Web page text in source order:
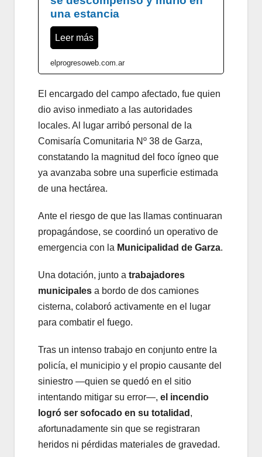
una estancia
Leer más
elprogresoweb.com.ar
El encargado del campo afectado, fue quien
dio aviso inmediato a las autoridades
locales. Al lugar arribó personal de la
Comisaría Comunitaria Nº 38 de Garza,
constatando la magnitud del foco ígneo que
ya avanzaba sobre una superficie estimada
de una hectárea.
Ante el riesgo de que las llamas continuaran
propagándose, se coordinó un operativo de
emergencia con la Municipalidad de Garza.
Una dotación, junto a trabajadores
municipales a bordo de dos camiones
cisterna, colaboró activamente en el lugar
para combatir el fuego.
Tras un intenso trabajo en conjunto entre la
policía, el municipio y el propio causante del
siniestro —quien se quedó en el sitio
intentando mitigar su error—, el incendio
logró ser sofocado en su totalidad ,
afortunadamente sin que se registraran
heridos ni pérdidas materiales de gravedad.